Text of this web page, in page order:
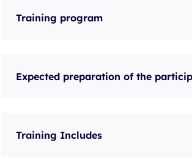
Training program
Expected preparation of the
Training Includes